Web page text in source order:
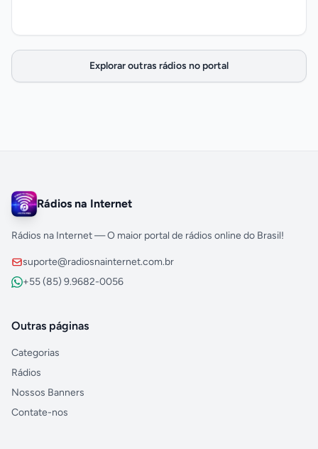
Explorar outras rádios no portal
Rádios na Internet
Rádios na Internet — O maior portal de rádios online do Brasil!
suporte@radiosnainternet.com.br
+55 (85) 9.9682-0056
Outras páginas
Categorias
Rádios
Nossos Banners
Contate-nos